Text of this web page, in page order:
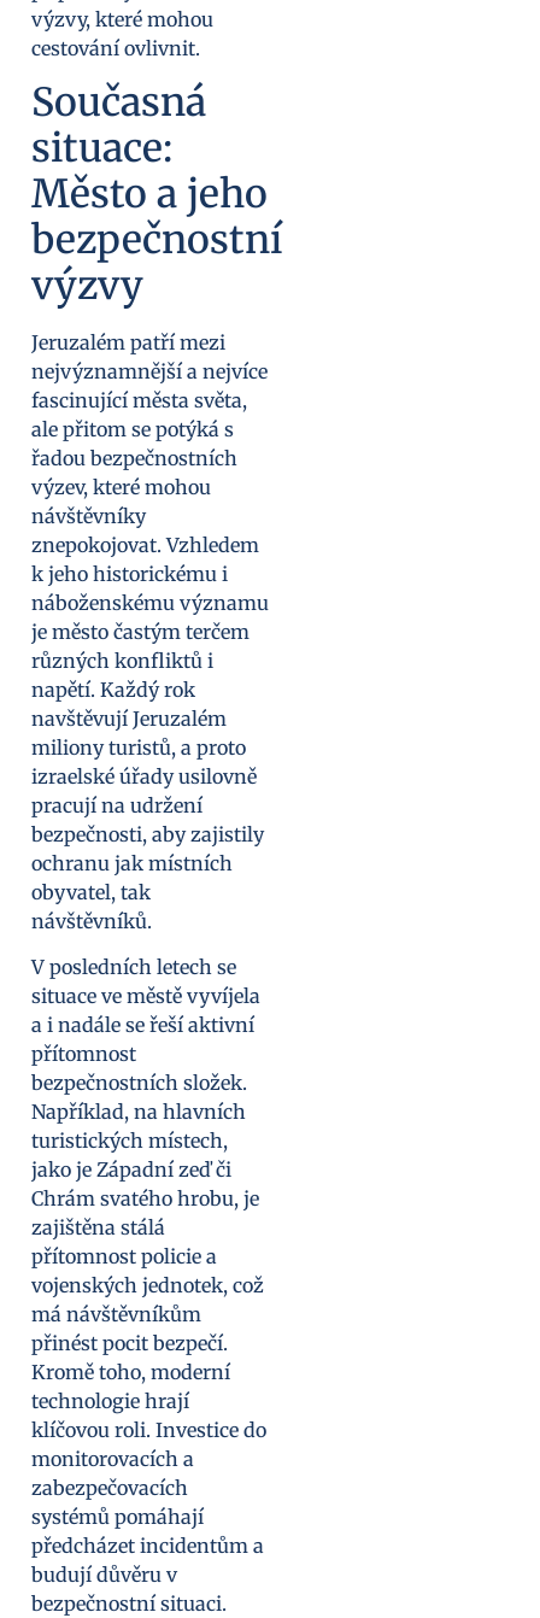
výzvy, které mohou
cestování ovlivnit.
Současná
situace:
Město a jeho
bezpečnostní
výzvy
Jeruzalém patří mezi
nejvýznamnější a nejvíce
fascinující města světa,
ale přitom se potýká s
řadou bezpečnostních
výzev, které mohou
návštěvníky
znepokojovat. Vzhledem
k jeho historickému i
náboženskému významu
je město častým terčem
různých konfliktů i
napětí. Každý rok
navštěvují Jeruzalém
miliony turistů, a proto
izraelské úřady usilovně
pracují na udržení
bezpečnosti, aby zajistily
ochranu jak místních
obyvatel, tak
návštěvníků.
V posledních letech se
situace ve městě vyvíjela
a i nadále se řeší aktivní
přítomnost
bezpečnostních složek.
Například, na hlavních
turistických místech,
jako je Západní zeď či
Chrám svatého hrobu, je
zajištěna stálá
přítomnost policie a
vojenských jednotek, což
má návštěvníkům
přinést pocit bezpečí.
Kromě toho, moderní
technologie hrají
klíčovou roli. Investice do
monitorovacích a
zabezpečovacích
systémů pomáhají
předcházet incidentům a
budují důvěru v
bezpečnostní situaci.